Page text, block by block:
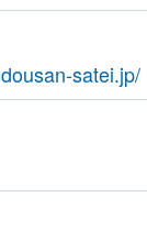
satei.jp/